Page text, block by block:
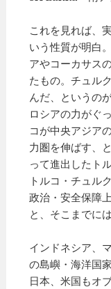
これを見れば、
いう性質が明白
アやコーカサス
たもの。チュル
んだ、というの
ロシアの力がぐ
コが中央アジア
力圏を伸ばす、
って進出したト
トルコ・チュル
政治・安全保障
と、そこまでに
インドネシア、
の島嶼・海洋国
日本、米国もオ